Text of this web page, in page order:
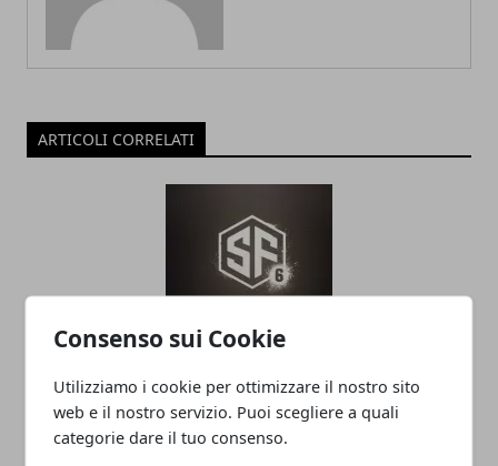
Consenso sui Cookie
Utilizziamo i cookie per ottimizzare il nostro sito
web e il nostro servizio. Puoi scegliere a quali
categorie dare il tuo consenso.
ARTICOLI CORRELATI
L'editor di Street Fighter 6 crea
personaggi da incubo
09/10/2022